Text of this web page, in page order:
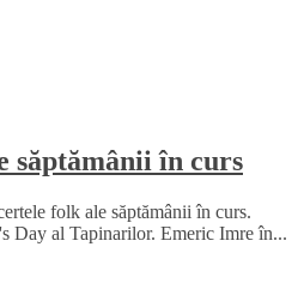
săptămânii în curs
folk ale săptămânii în curs.
Day al Tapinarilor. Emeric Imre în...